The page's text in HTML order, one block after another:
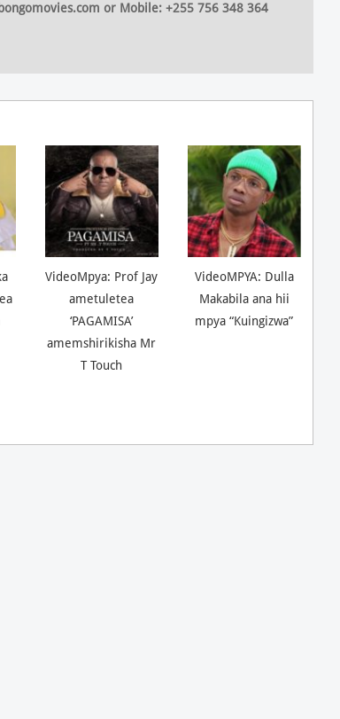
or Mobile: +255 756 348 364
VideoMpya: Prof Jay
ametuletea
‘PAGAMISA’
amemshirikisha Mr
T Touch
VideoMPYA: Dulla
Makabila ana hii
mpya “Kuingizwa”